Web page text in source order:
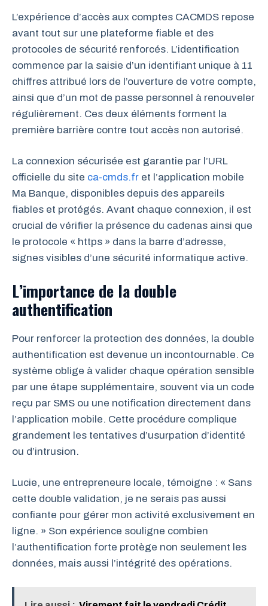
L’expérience d’accès aux comptes CACMDS repose
avant tout sur une plateforme fiable et des
protocoles de sécurité renforcés. L’identification
commence par la saisie d’un identifiant unique à 11
chiffres attribué lors de l’ouverture de votre compte,
ainsi que d’un mot de passe personnel à renouveler
régulièrement. Ces deux éléments forment la
première barrière contre tout accès non autorisé.
La connexion sécurisée est garantie par l’URL
officielle du site ca-cmds.fr et l’application mobile
Ma Banque, disponibles depuis des appareils
fiables et protégés. Avant chaque connexion, il est
crucial de vérifier la présence du cadenas ainsi que
le protocole « https » dans la barre d’adresse,
signes visibles d’une sécurité informatique active.
L’importance de la double
authentification
Pour renforcer la protection des données, la double
authentification est devenue un incontournable. Ce
système oblige à valider chaque opération sensible
par une étape supplémentaire, souvent via un code
reçu par SMS ou une notification directement dans
l’application mobile. Cette procédure complique
grandement les tentatives d’usurpation d’identité
ou d’intrusion.
Lucie, une entrepreneure locale, témoigne : « Sans
cette double validation, je ne serais pas aussi
confiante pour gérer mon activité exclusivement en
ligne. » Son expérience souligne combien
l’authentification forte protège non seulement les
données, mais aussi l’intégrité des opérations.